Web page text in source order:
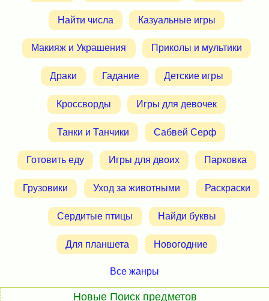
Найти числа Казуальные игры
Макияж и Украшения Приколы и мультики
Драки Гадание Детские игры
Кроссворды Игры для девочек
Танки и Танчики Сабвей Серф
Готовить еду Игры для двоих Парковка
Грузовики Уход за животными Раскраски
Сердитые птицы Найди буквы
Для планшета Новогодние
Все жанры
Новые Поиск предметов